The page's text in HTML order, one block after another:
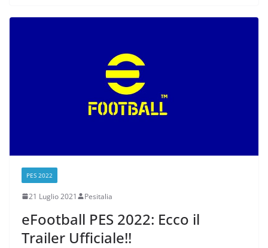
PES 2022
21 Luglio 2021 Pesitalia
eFootball PES 2022: Ecco il
Trailer Ufficiale!!